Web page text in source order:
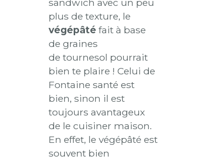
sandwich avec un peu
plus de texture, le
végépâté fait à base
de graines
de tournesol pourrait
bien te plaire ! Celui de
Fontaine santé est
bien, sinon il est
toujours avantageux
de le cuisiner maison.
En effet, le végépâté est
souvent bien